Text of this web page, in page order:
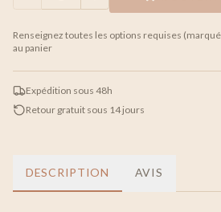
Renseignez toutes les options requises
au panier
Expédition sous 48h
Retour gratuit sous 14 jours
DESCRIPTION AVIS